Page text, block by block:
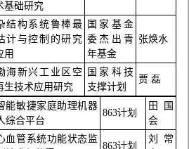
基础研究
结构系统鲁棒最
计与控制的研究
用
国家基金
委杰出青
年基金
张焕水
海新兴工业区空
生技术应用研究
国家科技
支撑计划
贾 磊
能敏捷家庭助理机器
综合平台
863计划
田国
会
血管系统功能状态监
863计划
刘常